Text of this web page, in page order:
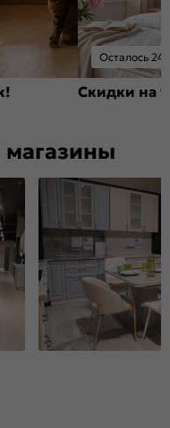
Осталось 24
Скидки на